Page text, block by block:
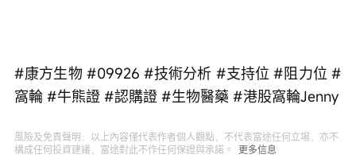
#康方生物 #09926 #技術分析 #支持位 #阻力位 #
窩輪 #牛熊證 #認購證 #生物醫藥 #港股窩輪Jenny
風險及免責聲明：以上內容僅代表作者個人觀點，不代表富途任何立場，亦不
構成任何投資建議，富途對此不作任何保證與承諾。
更多信息